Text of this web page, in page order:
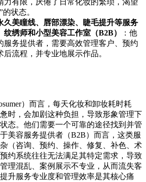
力有限，厌倦了日常化妆的繁琐，渴望
状态。
久美瞳线、唇部漂染、睫毛提升等服务
纹绣师和小型美容工作室（B2B）
：他
服务提供者，需要高效管理客户、预约
流程，并专业地展示作品。
）而言，每天化妆和卸妆耗时耗
时，会加剧这种负担，导致形象管理下
态。他们需要一个可靠的途径找到并管
美容服务提供者（B2B）而言，这类服
（咨询、预约、操作、修复、补色、术
约系统往往无法满足其特定需求，导致
理混乱、案例展示不专业，从而流失客
升服务专业度和管理效率是其核心痛